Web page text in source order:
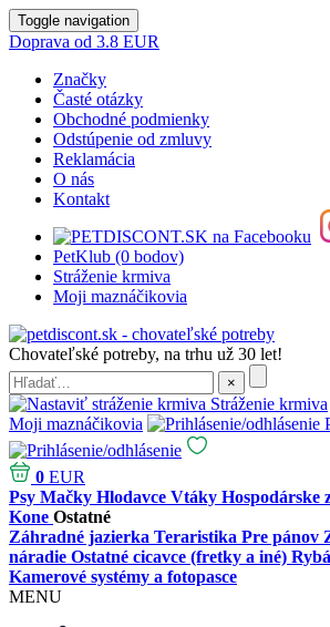
Toggle navigation
Doprava od 3.8 EUR
Značky
Časté otázky
Obchodné podmienky
Odstúpenie od zmluvy
Reklamácia
O nás
Kontakt
PetKlub (0 bodov)
Stráženie krmiva
Moji maznáčikovia
Chovateľské potreby, na trhu už 30 let!
Stráženie krmiva
Moji maznáčikovia
0 EUR
Psy Mačky Hlodavce Vtáky Hospodárske
Kone Ostatné
Záhradné jazierka Teraristika Pre pánov
náradie Ostatné cicavce (fretky a iné)
Kamerové systémy a fotopasce
MENU